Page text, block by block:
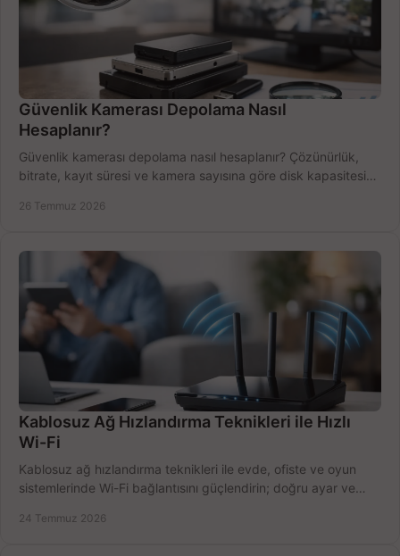
Güvenlik Kamerası Depolama Nasıl
Hesaplanır?
Güvenlik kamerası depolama nasıl hesaplanır? Çözünürlük,
bitrate, kayıt süresi ve kamera sayısına göre disk kapasitesini
26 Temmuz 2026
Kablosuz Ağ Hızlandırma Teknikleri ile Hızlı
Wi-Fi
Kablosuz ağ hızlandırma teknikleri ile evde, ofiste ve oyun
sistemlerinde Wi-Fi bağlantısını güçlendirin; doğru ayar ve
24 Temmuz 2026